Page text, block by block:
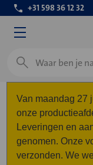
+31 598 36 12 32
Zoeken
Van maandag 27
onze
Leveringen en
genomen. Onze
verzonden. We